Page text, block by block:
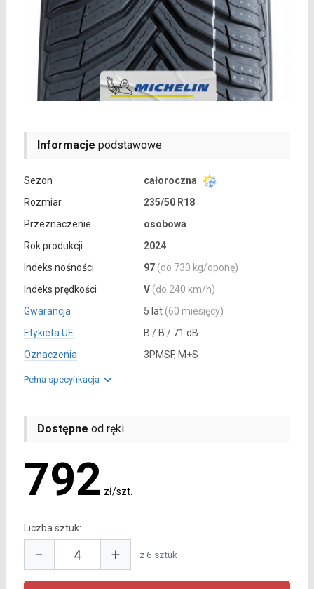
Informacje podstawowe
Sezon
całoroczna
Rozmiar
235/50 R18
Przeznaczenie
osobowa
Rok produkcji
2024
Indeks nośności
97 (do 730 kg/oponę)
Indeks prędkości
V (do 240 km/h)
Gwarancja
5 lat (60 miesięcy)
Etykieta UE
B / B / 71 dB
Oznaczenia
3PMSF, M+S
Pełna specyfikacja
Dostępne od ręki
792 zł/szt.
Liczba sztuk:
− + z 6 sztuk